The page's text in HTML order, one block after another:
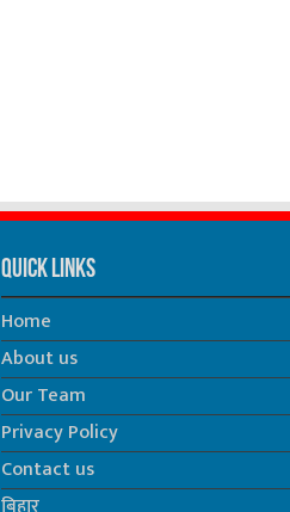
Quick Links
Home
About us
Our Team
Privacy Policy
Contact us